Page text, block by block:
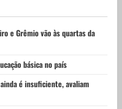
e Grêmio vão às quartas da
básica no país
é insuficiente, avaliam